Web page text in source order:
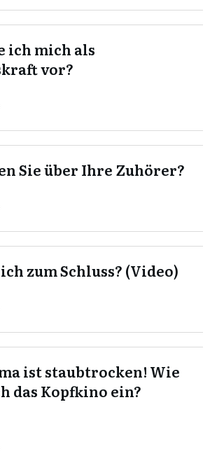
ich mich als
vor?
Sie über Ihre Zuhörer?
zum Schluss? (Video)
ist staubtrocken! Wie
das Kopfkino ein?